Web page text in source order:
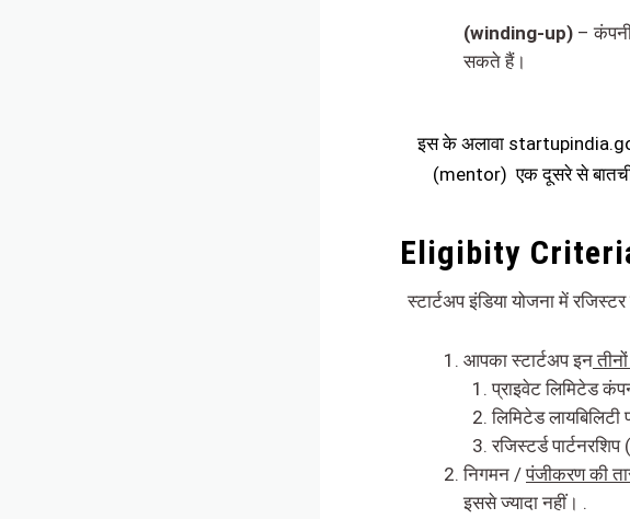
(winding-up) –
सकते हैं।
इस के अलावा
(mentor) एक दूसरे से
Eligibity
स्टार्टअप इंडिया योजना में
आपका स्टार्टअप इन
प्राइवेट लिमिटेड
लिमिटेड
रजिस्टर्ड
निगमन /पंजीकरण की
इससे ज्यादा नहीं। .